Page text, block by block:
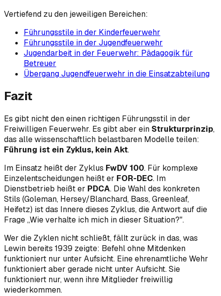
Vertiefend zu den jeweiligen Bereichen:
Führungsstile in der Kinderfeuerwehr
Führungsstile in der Jugendfeuerwehr
Jugendarbeit in der Feuerwehr: Pädagogik für
Betreuer
Übergang Jugendfeuerwehr in die Einsatzabteilung
Fazit
Es gibt nicht den einen richtigen Führungsstil in der
Freiwilligen Feuerwehr. Es gibt aber ein Strukturprinzip,
das alle wissenschaftlich belastbaren Modelle teilen:
Führung ist ein Zyklus, kein Akt.
Im Einsatz heißt der Zyklus FwDV 100. Für komplexe
Einzelentscheidungen heißt er FOR-DEC. Im
Dienstbetrieb heißt er PDCA. Die Wahl des konkreten
Stils (Goleman, Hersey/Blanchard, Bass, Greenleaf,
Heifetz) ist das Innere dieses Zyklus, die Antwort auf die
Frage „Wie verhalte ich mich in dieser Situation?".
Wer die Zyklen nichtschließt, fällt zurück in das, was
Lewin bereits 1939 zeigte: Befehl ohne Mitdenken
funktioniert nur unter Aufsicht. Eine ehrenamtliche Wehr
funktioniert aber gerade nicht unter Aufsicht. Sie
funktioniert nur, wenn ihre Mitglieder freiwillig
wiederkommen.